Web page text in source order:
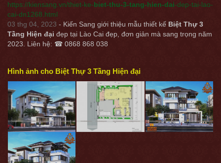
https://kiensang.vn/thiet-ke-biet-thu-3-tang-hien-dai-dep-tai-lao-
cai-dn1268.html
03 thg 04, 2023 - Kiến Sang giới thiệu mẫu thiết kế Biệt Thự 3
Tầng Hiện đại đẹp tại Lào Cai đẹp, đơn giản mà sang trọng năm
2023. Liên hệ: ☎ 0868 868 038
Hình ảnh cho Biệt Thự 3 Tầng Hiện đại